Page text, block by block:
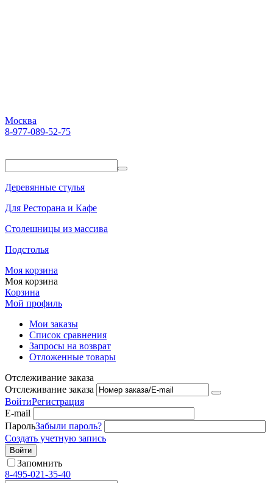
Москва
8-977-089-52-75
Деревянные стулья
Для Ресторана и Кафе
Столешницы из массива
Подстолья
Моя корзина
Моя корзина
Корзина
Мой профиль
Мои заказы
Список сравнения
Запросы на возврат
Отложенные товары
Отслеживание заказа
Отслеживание заказа
ВойтиРегистрация
E-mail
ПарольЗабыли пароль?
Создать учетную запись
Войти
Запомнить
8-495-021-35-40